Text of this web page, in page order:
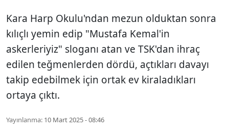
Kara Harp Okulu'ndan mezun olduktan sonra
kılıçlı yemin edip "Mustafa Kemal'in
askerleriyiz" sloganı atan ve TSK'dan ihraç
edilen teğmenlerden dördü, açtıkları davayı
takip edebilmek için ortak ev kiraladıkları
ortaya çıktı.
Yayınlanma: 10 Mart 2025 - 08:46